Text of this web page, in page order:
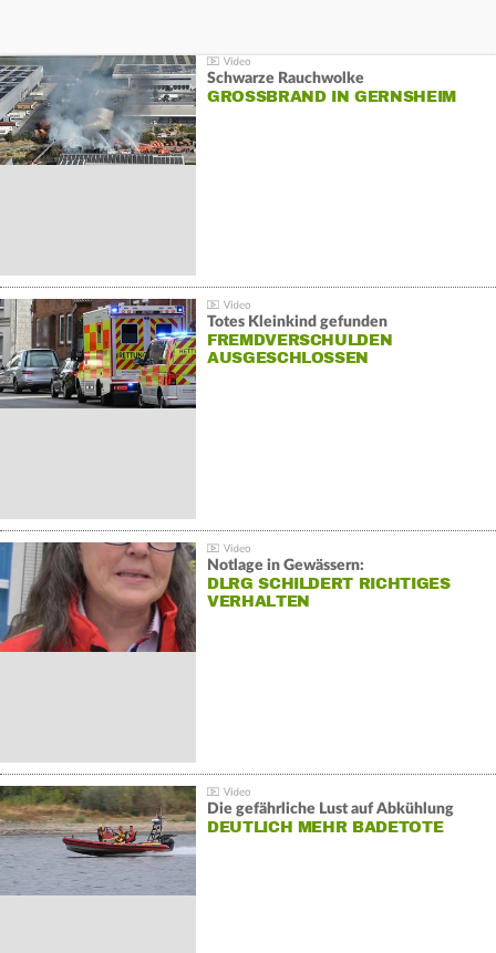
Schwarze Rauchwolke
GROSSBRAND IN GERNSHEIM
Totes Kleinkind gefunden
FREMDVERSCHULDEN
AUSGESCHLOSSEN
Notlage in Gewässern:
DLRG SCHILDERT RICHTIGES
VERHALTEN
Die gefährliche Lust auf Abkühlung
DEUTLICH MEHR BADETOTE